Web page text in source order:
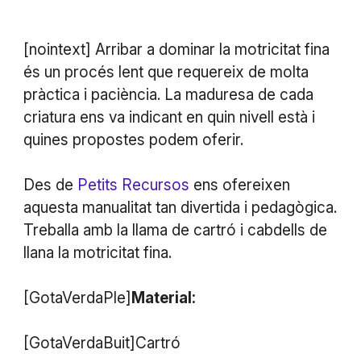
[nointext] Arribar a dominar la motricitat fina
és un procés lent que requereix de molta
pràctica i paciència. La maduresa de cada
criatura ens va indicant en quin nivell està i
quines propostes podem oferir.
Des de Petits Recursos ens ofereixen
aquesta manualitat tan divertida i pedagògica.
Treballa amb la llama de cartró i cabdells de
llana la motricitat fina.
[GotaVerdaPle] Material:
[GotaVerdaBuit]Cartró